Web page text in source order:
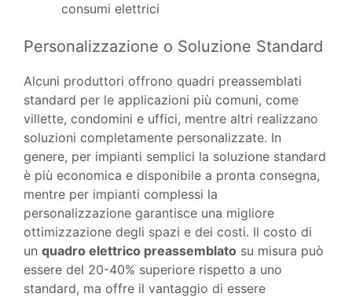
consumi elettrici
Personalizzazione o Soluzione Standard
Alcuni produttori offrono quadri preassemblati
standard per le applicazioni più comuni, come
villette, condomini e uffici, mentre altri realizzano
soluzioni completamente personalizzate. In
genere, per impianti semplici la soluzione standard
è più economica e disponibile a pronta consegna,
mentre per impianti complessi la
personalizzazione garantisce una migliore
ottimizzazione degli spazi e dei costi. Il costo di
un quadro elettrico preassemblato su misura può
essere del 20-40% superiore rispetto a uno
standard, ma offre il vantaggio di essere